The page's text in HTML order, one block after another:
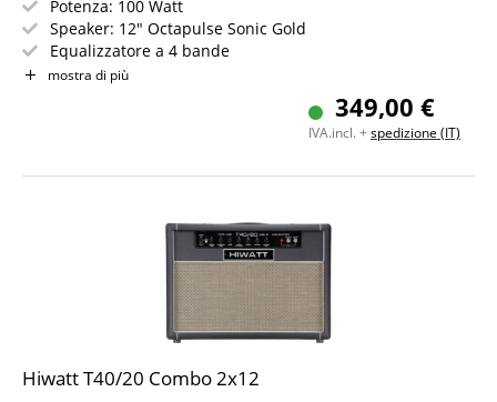
Potenza: 100 Watt
Speaker: 12" Octapulse Sonic Gold
Equalizzatore a 4 bande
Limiter attivabile
mostra di più
349,00 €
IVA.incl. +spedizione (IT)
Hiwatt T40/20 Combo 2x12